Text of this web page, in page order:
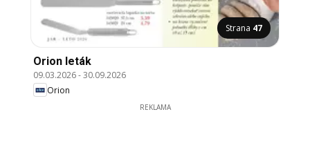
Strana 47
Orion leták
09.03.2026-30.09.2026
Orion
REKLAMA